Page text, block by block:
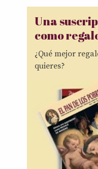
Una
como
¿Qué mejor
quieres?